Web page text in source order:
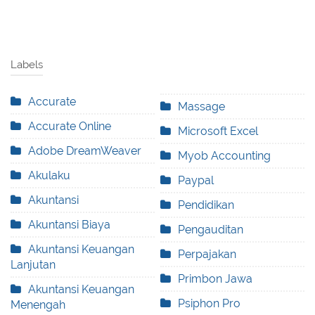
Labels
Accurate
Accurate Online
Adobe DreamWeaver
Akulaku
Akuntansi
Akuntansi Biaya
Akuntansi Keuangan
Lanjutan
Akuntansi Keuangan
Menengah
Massage
Microsoft Excel
Myob Accounting
Paypal
Pendidikan
Pengauditan
Perpajakan
Primbon Jawa
Psiphon Pro